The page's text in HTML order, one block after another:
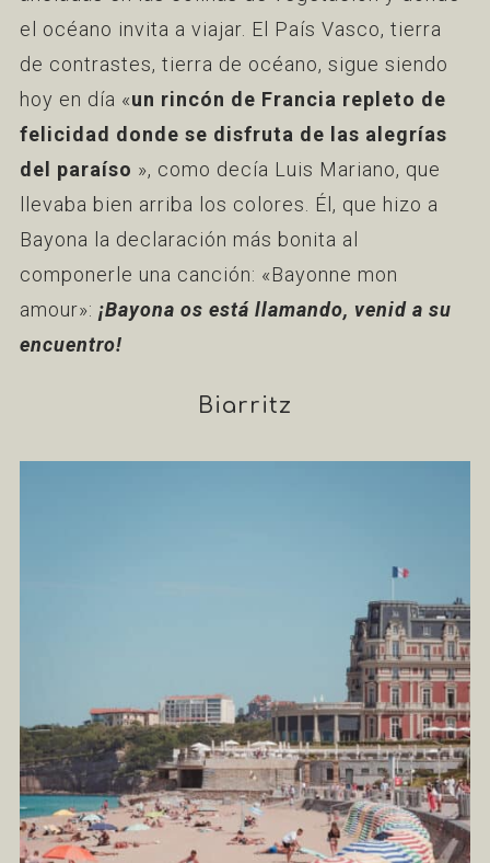
el océano invita a viajar. El País Vasco, tierra
de contrastes, tierra de océano, sigue siendo
hoy en día «un rincón de Francia repleto de
felicidad donde se disfruta de las alegrías
del paraíso », como decía Luis Mariano, que
llevaba bien arriba los colores. Él, que hizo a
Bayona la declaración más bonita al
componerle una canción: «Bayonne mon
amour»: ¡Bayona os está llamando, venid a su
encuentro!
Biarritz